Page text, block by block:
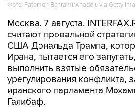
Фото: Fatemeh Bahrami/Anadolu via Getty
Москва. 7 августа.
считают провальной
США Дональда Трампа,
Ирана, пытается его
выполнить взятые
урегулирования конфликта,
иранского парламента
Галибаф.